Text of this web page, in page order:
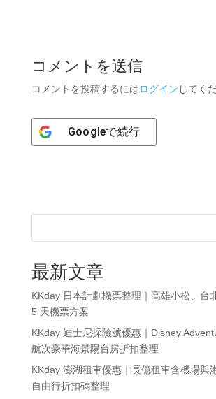
コメントを送信
コメントを投稿するにはログイン してく
Googleで続行
最新文章
KKday 日本計劃機票整理｜高雄小松、台
5 天機票方案
KKday 迪士尼探險號優惠｜Disney
航次豪華海景陽台房折扣整理
KKday 澎湖租車優惠｜長億租車含機場與
自由行折扣碼整理